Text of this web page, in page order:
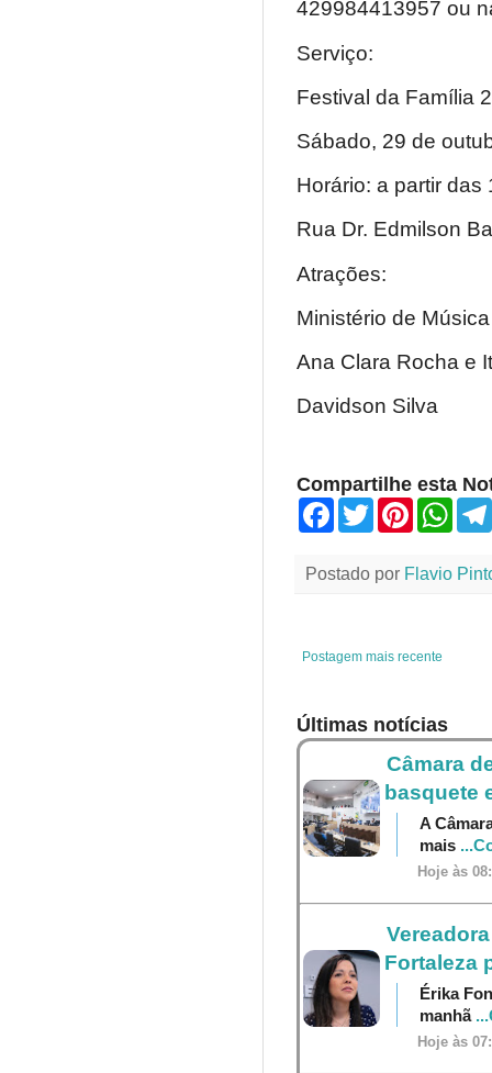
429984413957 ou
Serviço:
Festival da Família
Sábado, 29 de
Horário: a partir das
Rua Dr. Edmilson
Atrações:
Ministério de
Ana Clara Rocha e
Davidson Silva
Compartilhe esta
b
w
e
s
Postado por Flavio
Postagem mais recente
Últimas notícias
Câmara
basquete
A
mais
Hoje às
Fortaleza
Érika
manhã
Hoje às